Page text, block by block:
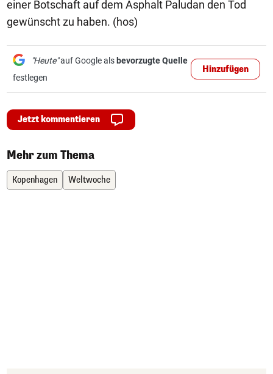
einer Botschaft auf dem Asphalt Paludan den Tod
gewünscht zu haben. (hos)
"Heute"auf Google als bevorzugte Quelle
festlegen
Hinzufügen
Jetzt kommentieren
Mehr zum Thema
Kopenhagen Weltwoche